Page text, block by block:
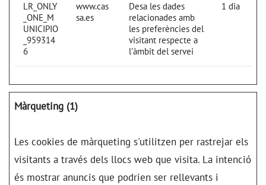
LR_ONLY
_ONE_M
UNICIPIO
_959314
6
www.cas
sa.es
Desa les dades
relacionades amb
les preferències del
visitant respecte a
l’àmbit del servei
1 dia
Màrqueting (1)
Les cookies de màrqueting s'utilitzen per rastrejar els
visitants a través dels llocs web que visita. La intenció
és mostrar anuncis que podrien ser rellevants i